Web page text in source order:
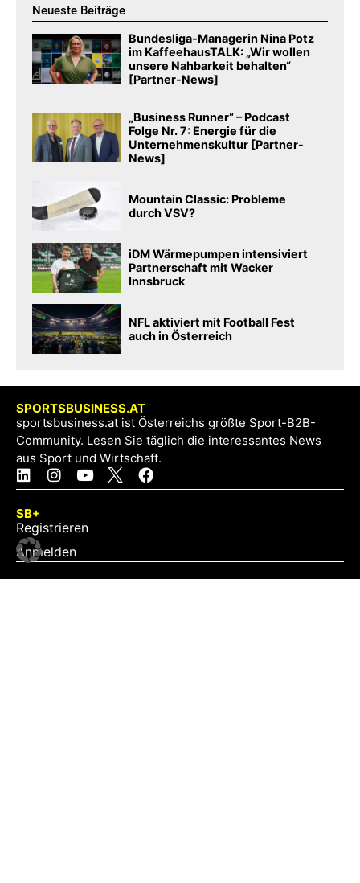
Neueste Beiträge
Bundesliga-Managerin Nina Potz
im KaffeehausTALK: „Wir wollen
unsere Nahbarkeit behalten“
[Partner-News]
„Business Runner“ – Podcast
Folge Nr. 7: Energie für die
Unternehmenskultur [Partner-
News]
Mountain Classic: Probleme
durch VSV?
iDM Wärmepumpen intensiviert
Partnerschaft mit Wacker
Innsbruck
NFL aktiviert mit Football Fest
auch in Österreich
SPORTSBUSINESS.AT
sportsbusiness.at ist Österreichs größte Sport-B2B-
Community. Lesen Sie täglich die interessantes News
aus Sport und Wirtschaft.
SB+
Registrieren
Anmelden